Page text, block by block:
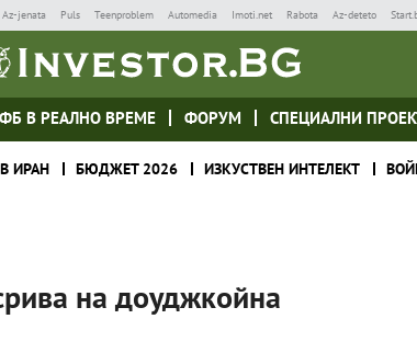
Az-jenata Puls Teenproblem Automedia Imoti.net Rabota Az-deteto
В РЕАЛНО ВРЕМЕ ФОРУМ СПЕЦИАЛНИ
ИРАН БЮДЖЕТ 2026 ИЗКУСТВЕН ИНТЕЛЕКТ
на доуджкойна